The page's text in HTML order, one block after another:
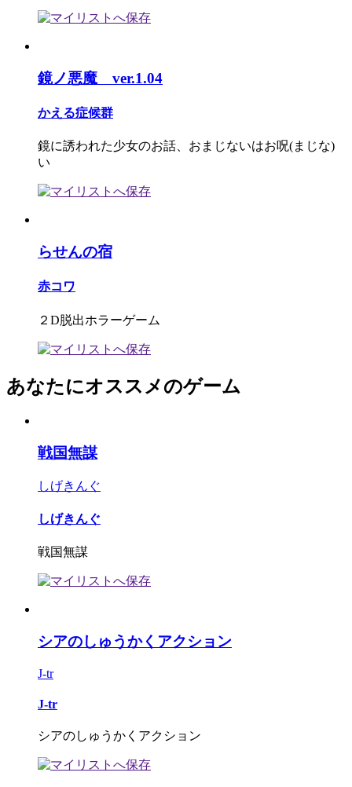
鏡ノ悪魔 ver.1.04
かえる症候群
鏡に誘われた少女のお話、おまじないはお呪(まじな)
い
らせんの宿
赤コワ
２D脱出ホラーゲーム
あなたにオススメのゲーム
戦国無謀
しげきんぐ
しげきんぐ
戦国無謀
シアのしゅうかくアクション
J-tr
J-tr
シアのしゅうかくアクション